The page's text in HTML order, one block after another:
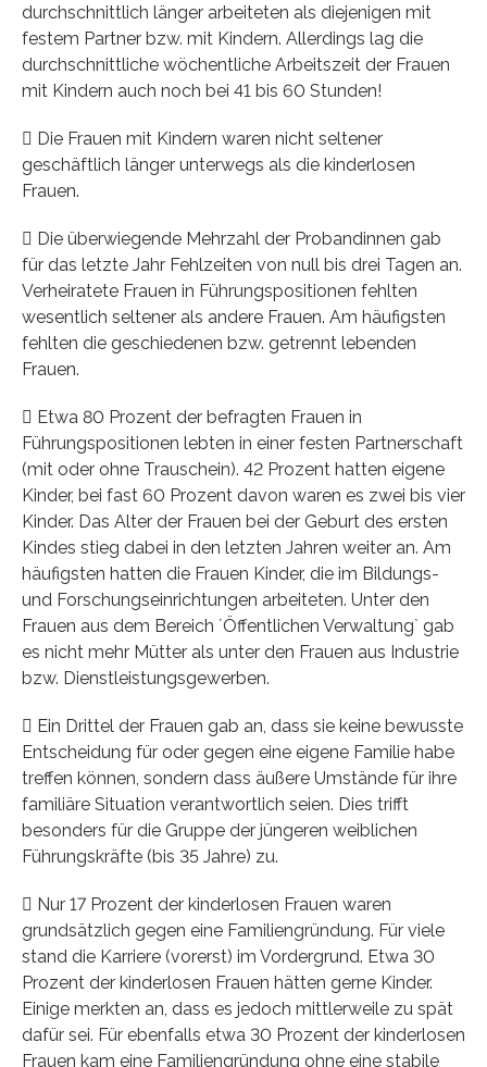
durchschnittlich länger arbeiteten als diejenigen mit
festem Partner bzw. mit Kindern. Allerdings lag die
durchschnittliche wöchentliche Arbeitszeit der Frauen
mit Kindern auch noch bei 41 bis 60 Stunden!
 Die Frauen mit Kindern waren nicht seltener
geschäftlich länger unterwegs als die kinderlosen
Frauen.
 Die überwiegende Mehrzahl der Probandinnen gab
für das letzte Jahr Fehlzeiten von null bis drei Tagen an.
Verheiratete Frauen in Führungspositionen fehlten
wesentlich seltener als andere Frauen. Am häufigsten
fehlten die geschiedenen bzw. getrennt lebenden
Frauen.
 Etwa 80 Prozent der befragten Frauen in
Führungspositionen lebten in einer festen Partnerschaft
(mit oder ohne Trauschein). 42 Prozent hatten eigene
Kinder, bei fast 60 Prozent davon waren es zwei bis vier
Kinder. Das Alter der Frauen bei der Geburt des ersten
Kindes stieg dabei in den letzten Jahren weiter an. Am
häufigsten hatten die Frauen Kinder, die im Bildungs-
und Forschungseinrichtungen arbeiteten. Unter den
Frauen aus dem Bereich ´Öffentlichen Verwaltung` gab
es nicht mehr Mütter als unter den Frauen aus Industrie
bzw. Dienstleistungsgewerben.
 Ein Drittel der Frauen gab an, dass sie keine bewusste
Entscheidung für oder gegen eine eigene Familie habe
treffen können, sondern dass äußere Umstände für ihre
familiäre Situation verantwortlich seien. Dies trifft
besonders für die Gruppe der jüngeren weiblichen
Führungskräfte (bis 35 Jahre) zu.
 Nur 17 Prozent der kinderlosen Frauen waren
grundsätzlich gegen eine Familiengründung. Für viele
stand die Karriere (vorerst) im Vordergrund. Etwa 30
Prozent der kinderlosen Frauen hätten gerne Kinder.
Einige merkten an, dass es jedoch mittlerweile zu spät
dafür sei. Für ebenfalls etwa 30 Prozent der kinderlosen
Frauen kam eine Familiengründung ohne eine stabile